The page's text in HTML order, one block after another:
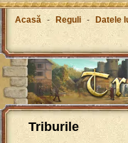
Acasă - Reguli - Datele
Triburile